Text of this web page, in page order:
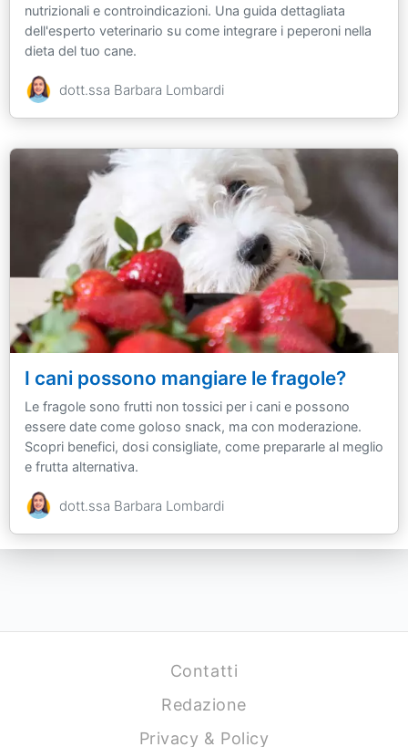
nutrizionali e controindicazioni. Una guida dettagliata
dell'esperto veterinario su come integrare i peperoni nella
dieta del tuo cane.
dott.ssa Barbara Lombardi
I cani possono mangiare le fragole?
Le fragole sono frutti non tossici per i cani e possono
essere date come goloso snack, ma con moderazione.
Scopri benefici, dosi consigliate, come prepararle al meglio
e frutta alternativa.
dott.ssa Barbara Lombardi
Contatti
Redazione
Privacy & Policy